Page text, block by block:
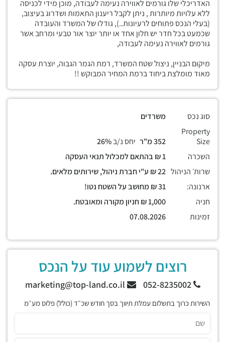
האדריכלי שלו גורמים לאווירה נעימה לעבודה, מוכן מידי לכניסה
ללא עלויות מיותרות , ניתן לקבל ריענון התאמות ושדרוג בעיצוב,
(בעלי הנכס פתוחים לרעיונות..), גודלו של המשרד והעובדה
שכמעט בכל חדר יש חלון אחד או יותר יוצר אור טבעי ומרחב אשר
גורמים לאווירה נעימה לעבודה,
מיקום הבניין, ניצול שטח המשרד, רמת הגמר הגבוה, יוצרת עסקה
מאוד מומלצת ביחוד ברמת המחיר המבוקש !!
סוג נכס
משרדים
Property
Size
יחס נ/ב
השכרה
שרות׳ הניהול
ארנונה:
חניה
זמינות
רוצים לשמוע עוד על הנכס
052-8235002
השירות כרוך בתשלום עמלת תיווך בסך חודש שכ״ד (כולל) פלוס מע״מ